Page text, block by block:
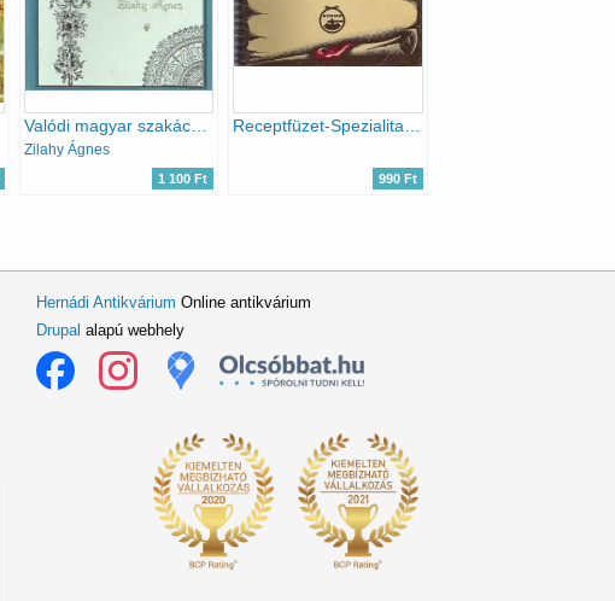
Valódi magyar szakácskönyv (Reprint)
Zilahy Ágnes
1 100 Ft 990 Ft
Hernádi Antikvárium Online antikvárium
Drupal alapú webhely